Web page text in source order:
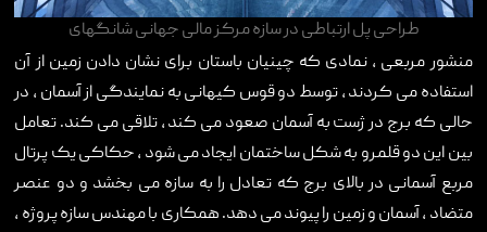
طراحی پل ارتباطی در سازه مرکز مالی جهانی شانگهای
منشور مربعی ، نمادی که چینیان باستان برای نشان دادن زمین از آن
استفاده می کردند ، توسط دو قوس کیهانی به نمایندگی از آسمان ، در
حالی که برج در ژست به آسمان صعود می کند ، تلاقی می کند. تعامل
بین این دو قلمرو به شکل ساختمان ایجاد می شود ، حکاکی یک پرتال
مربع آسمانی در بالای برج که تعادل را به سازه می بخشد و دو عنصر
متضاد ، آسمان و زمین را پیوند می دهد. همکاری با مهندس سازه پروژه ،